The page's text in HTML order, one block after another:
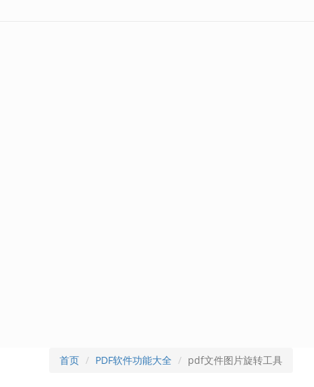
首页 PDF软件功能大全 pdf文件图片旋转工具